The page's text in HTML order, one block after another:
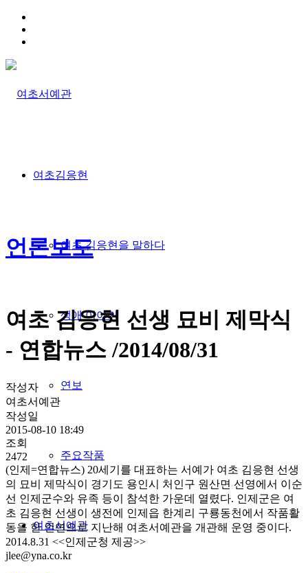
여초김응현
여초 김응현을 말하다
생애 이야기
연보
주요작품
여초서예관
언론보도
여초 김응현 선생 묘비 제막식
- 연합뉴스 /2014/08/31
작성자
여초서예관
작성일
2015-08-10 18:49
조회
2472
(인제=연합뉴스) 20세기를 대표하는 서예가 여초 김응현 선생
의 묘비 제막식이 경기도 용인시 처인구 원산면 선영에서 이순
선 인제군수와 유족 등이 참석한 가운데 열렸다. 인제군은 여
초 김응현 선생이 생전에 인제읍 한계리 구룡동천에서 작품활
동을 한 인연으로 지난해 여초서예관을 개관해 운영 중이다.
2014.8.31 <<인제군청 제공>>
jlee@yna.co.kr